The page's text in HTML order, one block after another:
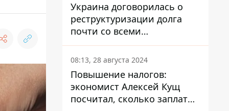
Украина договорилась о
реструктуризации долга
почти со всеми
держателями
еврооблигаций: что это
значит для страны
08:13, 28 августа 2024
Повышение налогов:
экономист Алексей Кущ
посчитал, сколько заплатит